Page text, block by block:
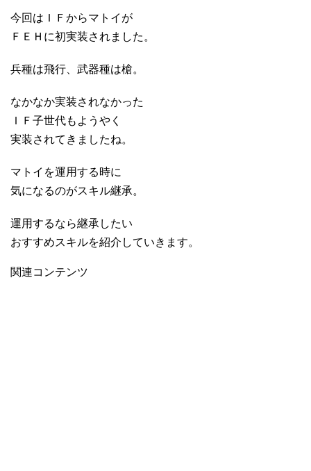
今回はＩＦからマトイが
ＦＥＨに初実装されました。
兵種は飛行、武器種は槍。
なかなか実装されなかった
ＩＦ子世代もようやく
実装されてきましたね。
マトイを運用する時に
気になるのがスキル継承。
運用するなら継承したい
おすすめスキルを紹介していきます。
関連コンテンツ